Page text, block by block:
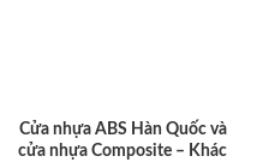
Cửa nhựa ABS Hàn Quốc và
cửa nhựa Composite – Khác